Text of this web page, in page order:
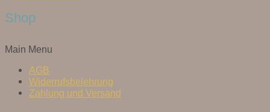
Shop
Main Menu
AGB
Widerrufsbelehrung
Zahlung und Versand